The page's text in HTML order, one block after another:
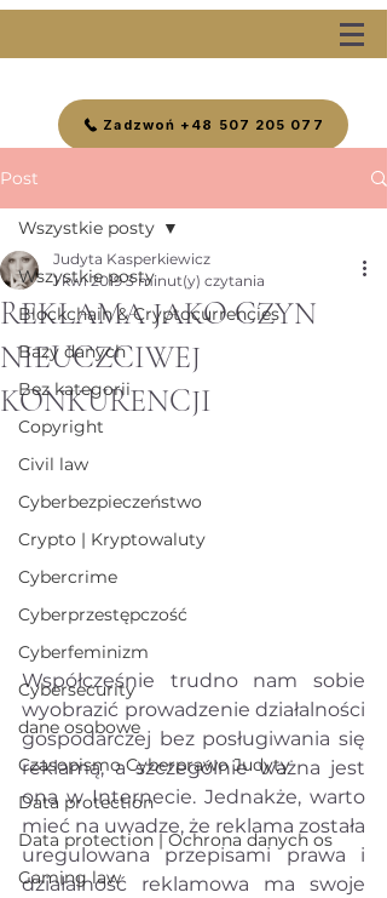
Zadzwoń +48 507 205 077
Post
Wszystkie posty
Blockchain & Cryptocurrencies
Bazy danych
Bez kategorii
Copyright
Civil law
Cyberbezpieczeństwo
Crypto | Kryptowaluty
Cybercrime
Cyberprzestępczość
Cyberfeminizm
Cybersecurity
dane osobowe
Czasopismo Cyberprawo Judyty
Data protection
Data protection | Ochrona danych os
Gaming law
Wszystkie posty
REKLAMA JAKO CZYN
NIEUCZCIWEJ
KONKURENCJI
Judyta Kasperkiewicz
1 kwi 2019 3 minut(y) czytania
Współcześnie trudno nam sobie
wyobrazić prowadzenie działalności
gospodarczej bez posługiwania się
reklamą, a szczególnie ważna jest
ona w Internecie. Jednakże, warto
mieć na uwadze, że reklama została
uregulowana przepisami prawa i
działalność reklamowa ma swoje